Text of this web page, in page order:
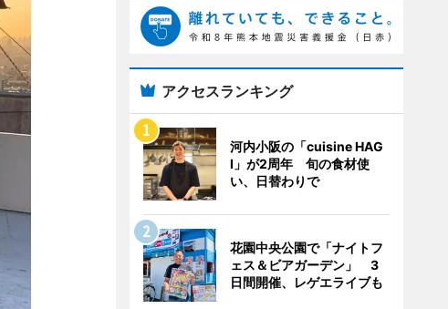
アクセスランキング
河内小阪の「cuisine HAG
I」が2周年 旬の食材使
い、日替わりで
花園中央公園で「ナイトフ
ェス＆ビアガーデン」 3
日間開催、レゲエライブも